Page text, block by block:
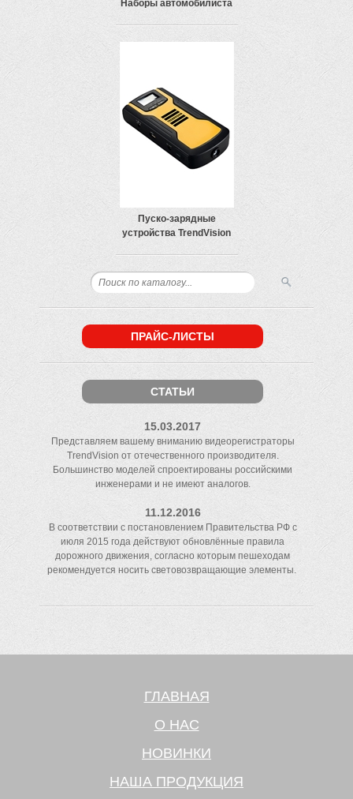
Наборы автомобилиста
Пуско-зарядные
устройства TrendVision
ПРАЙС-ЛИСТЫ
СТАТЬИ
15.03.2017
Представляем вашему вниманию видеорегистраторы
TrendVision от отечественного производителя.
Большинство моделей спроектированы российскими
инженерами и не имеют аналогов.
11.12.2016
В соответствии с постановлением Правительства РФ с
июля 2015 года действуют обновлённые правила
дорожного движения, согласно которым пешеходам
рекомендуется носить световозвращающие элементы.
ГЛАВНАЯ
О НАС
НОВИНКИ
НАША ПРОДУКЦИЯ